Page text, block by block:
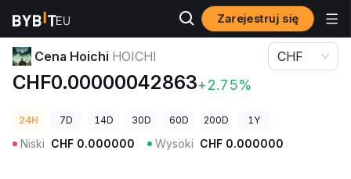
Zarejestruj się
Ceny kryptowalut Cena Hoichi HOICHI
Cena Hoichi HOICHI
CHF0.00000042863+2.75%
CHF
24H 7D 14D 30D 60D 200D 1Y
Niski CHF 0.000000 Wysoki CHF 0.000000